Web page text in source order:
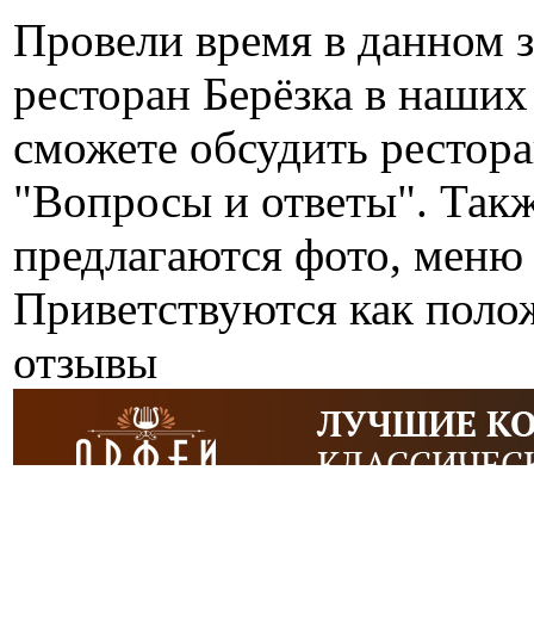
Провели время в данном
ресторан Берёзка в
сможете обсудить
"Вопросы и ответы".
предлагаются фото, меню
Приветствуются как
отзывы